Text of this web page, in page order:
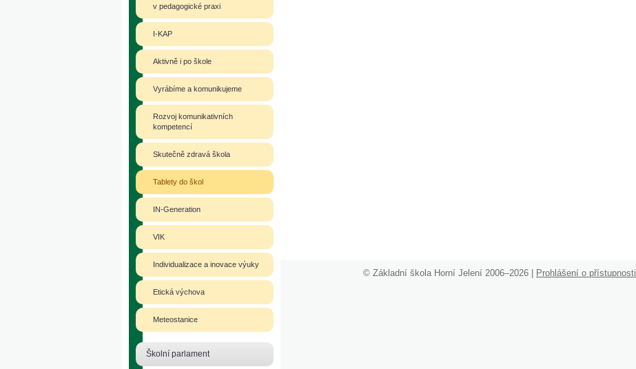
v pedagogické praxi
I-KAP
Aktivně i po škole
Vyrábíme a komunikujeme
Rozvoj komunikativních
kompetencí
Skutečně zdravá škola
Tablety do škol
IN-Generation
VIK
Individualizace a inovace výuky
Etická výchova
Meteostanice
Školní parlament
© Základní škola Horní Jelení 2006–2026 | Prohlášení o přístupnosti